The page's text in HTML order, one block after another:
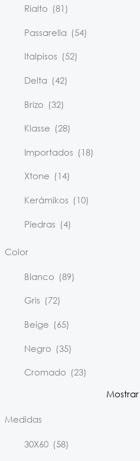
Rialto (81)
Passarella (54)
Italpisos (52)
Delta (42)
Brizo (32)
Klasse (28)
Importados (18)
Xtone (14)
Kerámikos (10)
Piedras (4)
Color
Blanco (89)
Gris (72)
Beige (65)
Negro (35)
Cromado (23)
Medidas
30X60 (58)